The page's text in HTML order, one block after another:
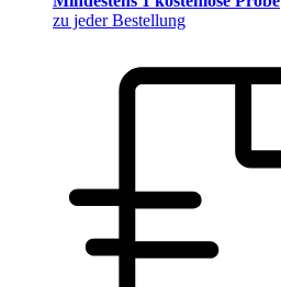
zu jeder Bestellung